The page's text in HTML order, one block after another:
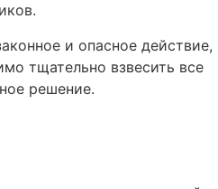
и опасное действие,
тщательно взвесить все
решение.